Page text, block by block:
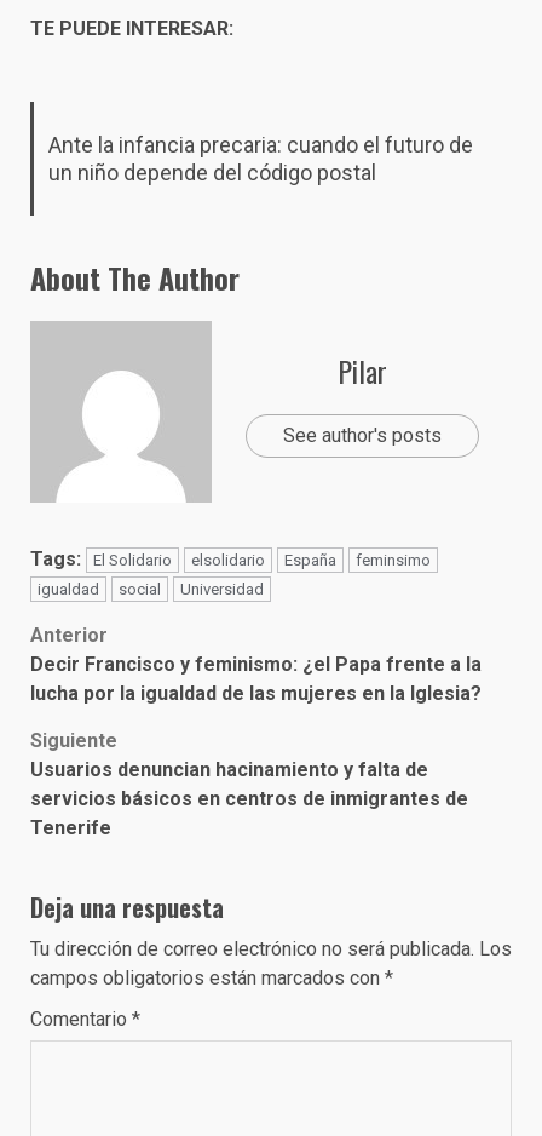
TE PUEDE INTERESAR:
Ante la infancia precaria: cuando el futuro de
un niño depende del código postal
About The Author
Pilar
See author's posts
Tags: El Solidario elsolidario España
feminsimo
igualdad
social Universidad
Post
navigation
Anterior
Decir Francisco y feminismo: ¿el Papa frente a la
lucha por la igualdad de las mujeres en la Iglesia?
Siguiente
Usuarios denuncian hacinamiento y falta de
servicios básicos en centros de inmigrantes de
Tenerife
Deja una respuesta
Tu dirección de correo electrónico no será publicada. Los
campos obligatorios están marcados con *
Comentario *